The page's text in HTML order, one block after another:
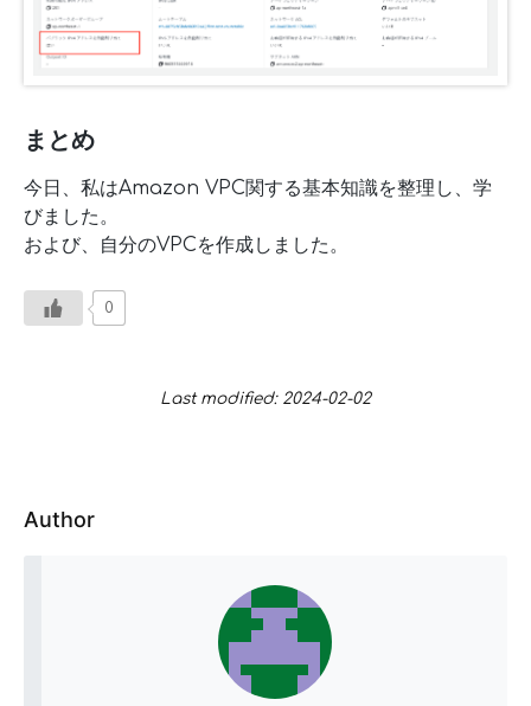
まとめ
今日、私はAmazon VPC関する基本知識を整理し、学
びました。
および、自分のVPCを作成しました。
0
Last modified: 2024-02-02
Author